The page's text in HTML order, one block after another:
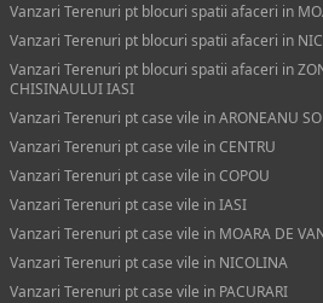
Vanzari Terenuri pt blocuri spatii afaceri in
Vanzari Terenuri pt blocuri spatii afaceri in
Vanzari Terenuri pt blocuri spatii afaceri in
CHISINAULUI IASI
Vanzari Terenuri pt case vile in ARONEANU
Vanzari Terenuri pt case vile in CENTRU
Vanzari Terenuri pt case vile in COPOU
Vanzari Terenuri pt case vile in IASI
Vanzari Terenuri pt case vile in MOARA DE
Vanzari Terenuri pt case vile in NICOLINA
Vanzari Terenuri pt case vile in PACURARI